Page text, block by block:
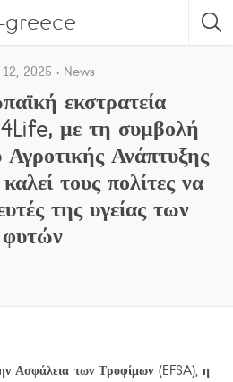
2025 News
εκστρατεία
με τη συμβολή
Ανάπτυξης
τους πολίτες να
της υγείας των
φυτών
Ασφάλεια των Τροφίμων (EFSA), η